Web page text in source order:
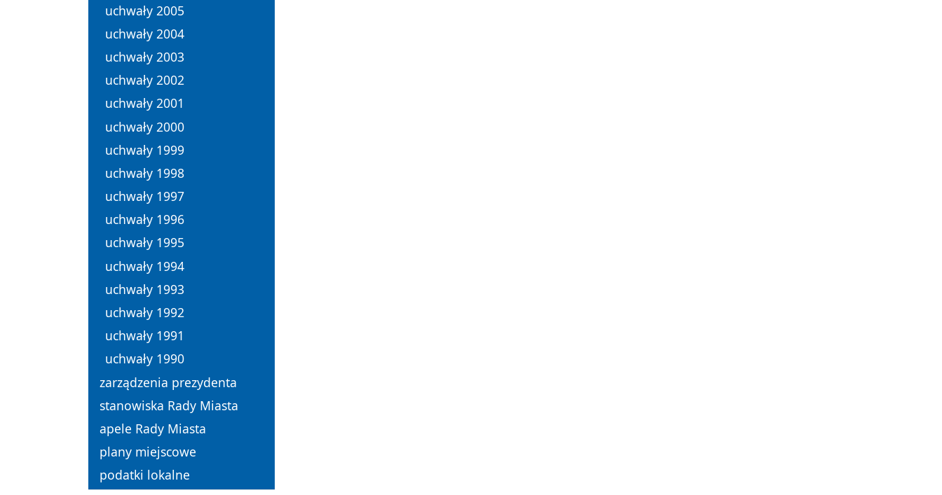
uchwały 2005
uchwały 2004
uchwały 2003
uchwały 2002
uchwały 2001
uchwały 2000
uchwały 1999
uchwały 1998
uchwały 1997
uchwały 1996
uchwały 1995
uchwały 1994
uchwały 1993
uchwały 1992
uchwały 1991
uchwały 1990
zarządzenia prezydenta
stanowiska Rady Miasta
apele Rady Miasta
plany miejscowe
podatki lokalne